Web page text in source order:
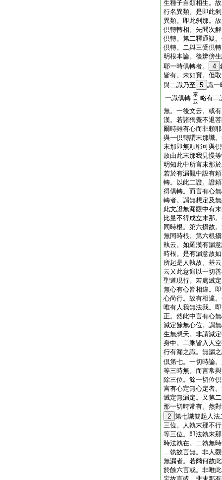
生種子自類相生。
行名異類。是即此
異類。即此刹那。
倶轉轉相。先問次
倶轉。第二釋通疑
倶轉。二與三受倶
明根本論。後辨傍
耶一時倶轉者。
4
皆有。未如實。但
與二識乃至 5 識一
一識倶轉 泰
云 略有二
無。一後文云。或
漢。若諸獨覺不退
爾時雖有心而非頼
與一倶轉謂末那識
末那即無頼耶可與
故由此末那我見慢
明知此中所言末那
若於有漏觀中設有
轉。以此二證。證
得倶轉。而言有心
轉者。謂無想定及
此文證無漏觀中有
比量不得成立末那
同時根。第六攝故
無同時根。第六根
執云。如羅漢有漏
時根。是有漏意故
所起是人執故。基
云又此意遍以一切
聖道現行。若處滅
無心有心皆相違。
心尚行。故有相違
唯有人我無法我。
正。然此中言有心
滅定餘無心位。謂
生無想天。非謂滅
身中。二乘皆入人
行有漏之識。無漏
倶第七。一切時論
等三時無。而言常
除三位。餘一切位
言有心定無心定者
滅定無漏定。又第
那一切時常有。然
2 第七識雙起人
三位。人執末那不
等三位。即法執末
時法執在。二執無
二執故言無。非人
無漏者。若爾何故
於餘六言或。非唯